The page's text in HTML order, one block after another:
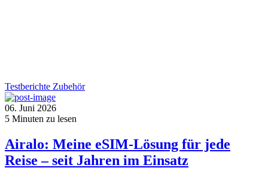
Testberichte Zubehör
06. Juni 2026
5 Minuten zu lesen
Airalo: Meine eSIM-Lösung für jede
Reise – seit Jahren im Einsatz